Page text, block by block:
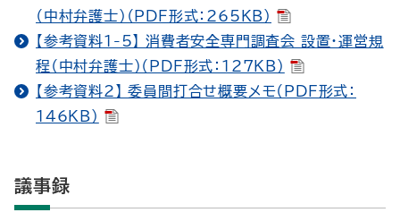
（中村弁護士）（PDF形式：265KB）
【参考資料1-5】 消費者安全専門調査会 設置・運営規
程（中村弁護士）（PDF形式：127KB）
【参考資料2】 委員間打合せ概要メモ（PDF形式：
146KB）
議事録